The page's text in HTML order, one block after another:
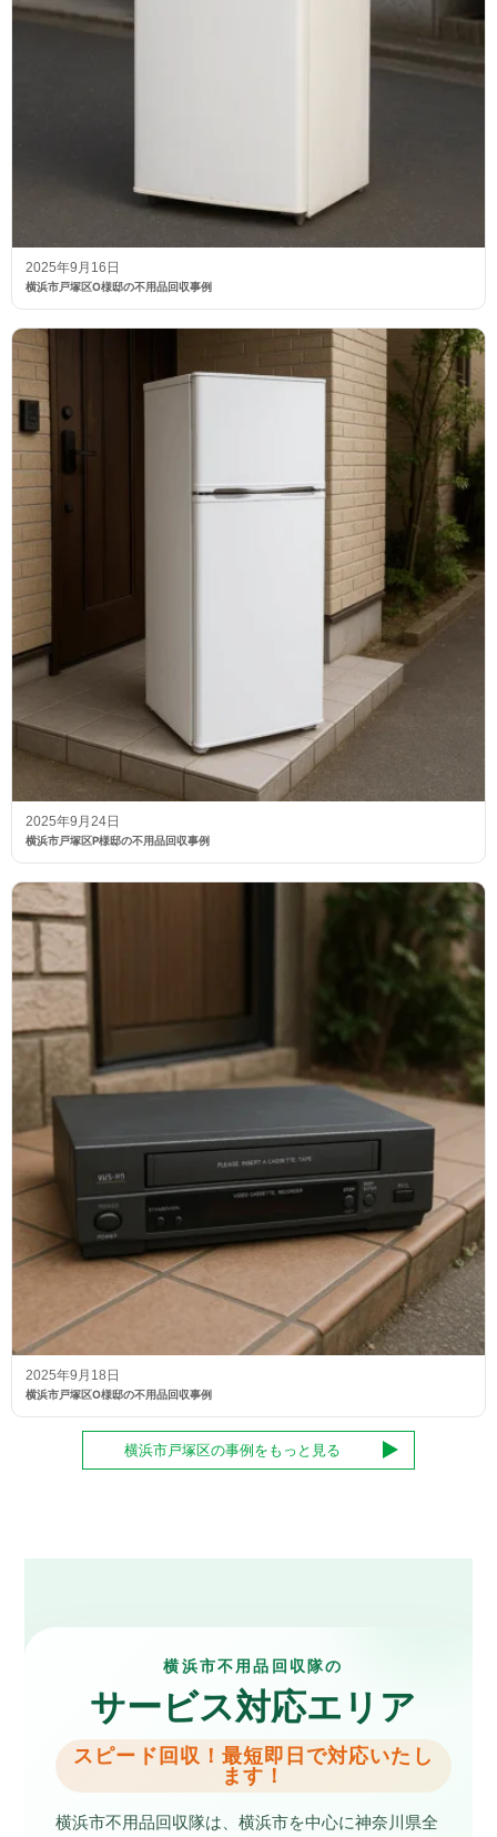
2025年9月16日
横浜市戸塚区O様邸の不用品回収事例
2025年9月24日
横浜市戸塚区P様邸の不用品回収事例
2025年9月18日
横浜市戸塚区O様邸の不用品回収事例
横浜市戸塚区の事例をもっと見る
横浜市不用品回収隊の
サービス対応エリア
スピード回収！最短即日で対応いたし
ます！
横浜市不用品回収隊は、横浜市を中心に神奈川県全